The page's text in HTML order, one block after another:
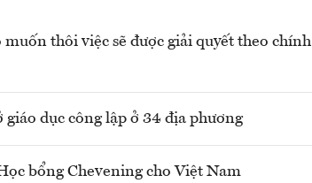
thôi việc sẽ được giải quyết theo chính
giáo dục công lập ở 34 địa phương
bổng Chevening cho Việt Nam